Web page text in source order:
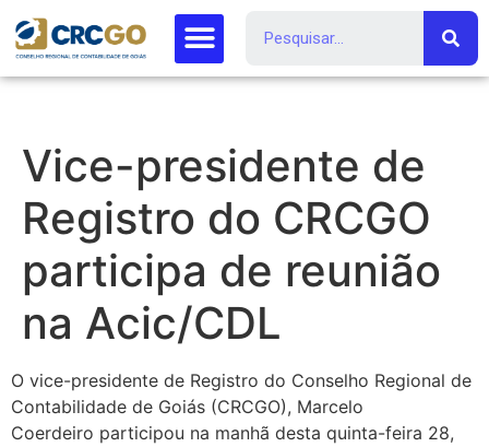
Vice-presidente de
Registro do CRCGO
participa de reunião
na Acic/CDL
O vice-presidente de Registro do Conselho Regional de
Contabilidade de Goiás (CRCGO), Marcelo
Coerdeiro participou na manhã desta quinta-feira 28,